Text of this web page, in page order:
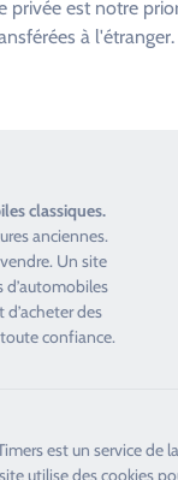
privée est notre
à l'étranger.
classiques.
anciennes.
Un site
automobiles
des
confiance.
est un service de la
utilise des cookies